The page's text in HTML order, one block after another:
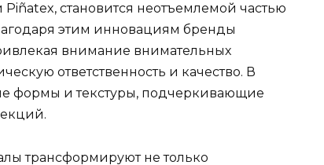
становится неотъемлемой частью
этим инновациям бренды
внимание внимательных
ответственность и качество. В
формы и текстуры, подчеркивающие
трансформируют не только